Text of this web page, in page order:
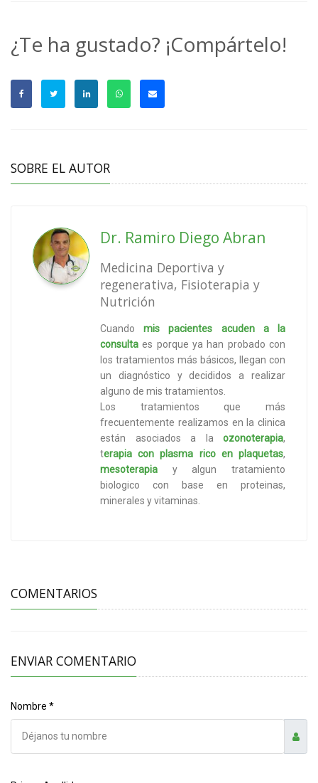
¿Te ha gustado? ¡Compártelo!
SOBRE EL AUTOR
Dr. Ramiro Diego Abran
Medicina Deportiva y
regenerativa, Fisioterapia y
Nutrición
Cuandomis pacientes acuden a la
consulta es porque ya han probado con
los tratamientos más básicos, llegan con
un diagnóstico y decididos a realizar
alguno de mis tratamientos.
Los tratamientos que más
frecuentemente realizamos en la clinica
están asociados a la ozonoterapia,
terapia con plasma rico en plaquetas,
mesoterapia y algun tratamiento
biologico con base en proteinas,
minerales y vitaminas.
COMENTARIOS
ENVIAR COMENTARIO
Nombre *